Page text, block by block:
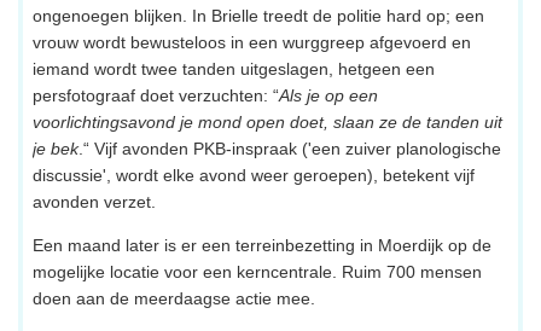
ongenoegen blijken. In Brielle treedt de politie hard op; een
vrouw wordt bewusteloos in een wurggreep afgevoerd en
iemand wordt twee tanden uitgeslagen, hetgeen een
persfotograaf doet verzuchten: “Als je op een
voorlichtingsavond je mond open doet, slaan ze de tanden uit
je bek.“ Vijf avonden PKB-inspraak ('een zuiver planologische
discussie', wordt elke avond weer geroepen), betekent vijf
avonden verzet.
Een maand later is er een terreinbezetting in Moerdijk op de
mogelijke locatie voor een kerncentrale. Ruim 700 mensen
doen aan de meerdaagse actie mee.